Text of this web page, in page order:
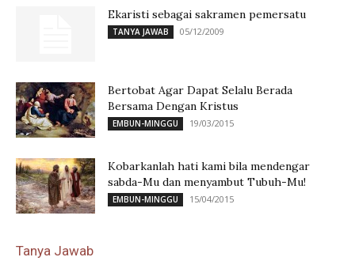
Ekaristi sebagai sakramen pemersatu
TANYA JAWAB 05/12/2009
Bertobat Agar Dapat Selalu Berada
Bersama Dengan Kristus
EMBUN-MINGGU 19/03/2015
Kobarkanlah hati kami bila mendengar
sabda-Mu dan menyambut Tubuh-Mu!
EMBUN-MINGGU 15/04/2015
Tanya Jawab